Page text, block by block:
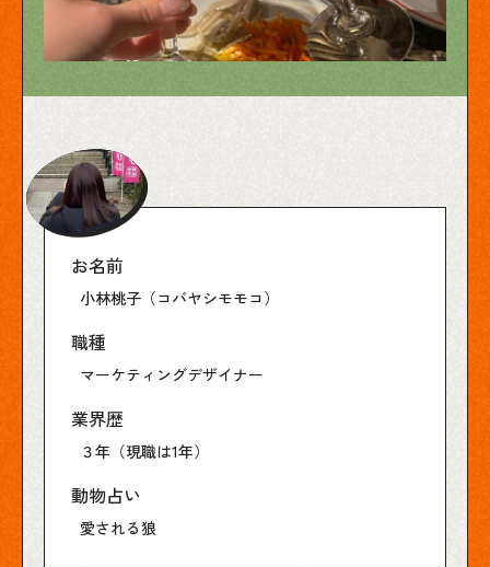
お名前
小林桃子（コバヤシモモコ）
職種
マーケティングデザイナー
業界歴
３年（現職は1年）
動物占い
愛される狼